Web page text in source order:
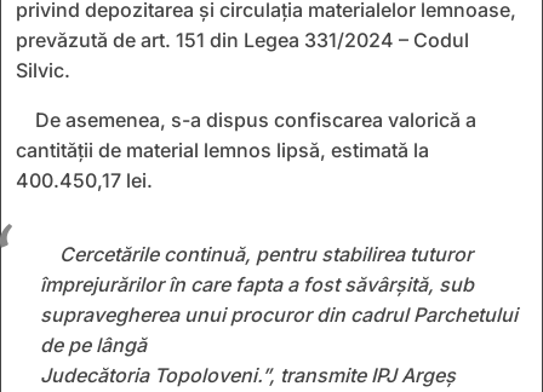
privind depozitarea și circulația materialelor lemnoase,
prevăzută de art. 151 din Legea 331/2024 – Codul
Silvic.
De asemenea, s-a dispus confiscarea valorică a
cantității de material lemnos lipsă, estimată la
400.450,17 lei.
Cercetările continuă, pentru stabilirea tuturor
împrejurărilor în care fapta a fost săvârșită, sub
supravegherea unui procuror din cadrul Parchetului
de pe lângă
Judecătoria Topoloveni.”, transmite IPJ Argeș